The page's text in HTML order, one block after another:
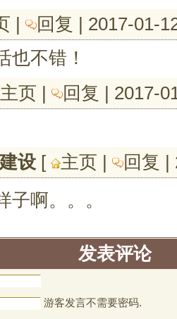
| 回复 | 2017-01-
也不错！
主页 | 回复 | 2017-
设 [ 主页 | 回复 |
子啊。。。
发表评论
游客发言不需要密码.